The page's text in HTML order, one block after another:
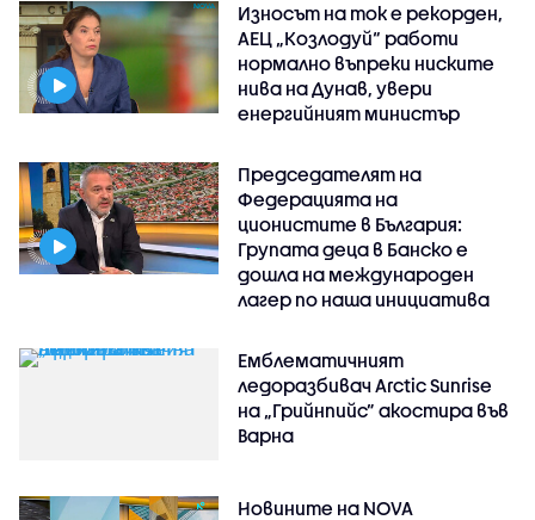
Износът на ток е рекорден,
АЕЦ „Козлодуй“ работи
нормално въпреки ниските
нива на Дунав, увери
енергийният министър
Председателят на
Федерацията на
ционистите в България:
Групата деца в Банско е
дошла на международен
лагер по наша инициатива
Емблематичният
ледоразбивач Arctic Sunrise
на „Грийнпийс” акостира във
Варна
Новините на NOVA